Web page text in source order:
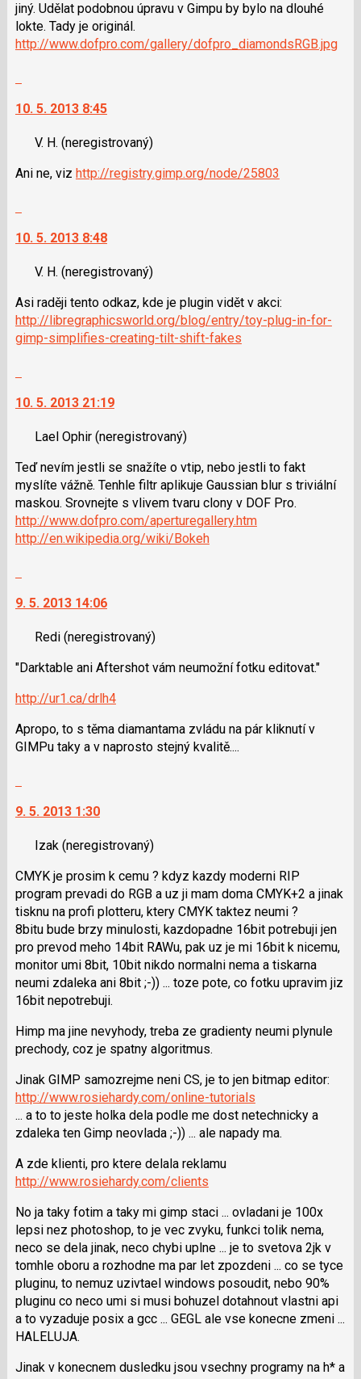
pro
následující
předchozí
názor
jiný. Udělat podobnou úpravu v Gimpu by bylo na dlouhé
lokte. Tady je originál.
http://www.dofpro.com/gallery/dofpro_diamondsRGB.jpg
další
názor.
navigaci
i
N
následující
a
P
nový
názor
10. 5. 2013 8:45
V. H. (neregistrovaný)
Ani ne, viz http://registry.gimp.org/node/25803
další
názor.
navigaci
lze
použít
N
následující
P
pro
předchozí
nový
názor
10. 5. 2013 8:48
V. H. (neregistrovaný)
Asi raději tento odkaz, kde je plugin vidět v akci:
http://libregraphicsworld.org/blog/entry/toy-plug-in-for-
gimp-simplifies-creating-tilt-shift-fakes
další
názor.
navigaci
lze
použít
i
klávesy
následující
P
předchozí
názor
10. 5. 2013 21:19
Lael Ophir (neregistrovaný)
Teď nevím jestli se snažíte o vtip, nebo jestli to fakt
myslíte vážně. Tenhle filtr aplikuje Gaussian blur s triviální
maskou. Srovnejte s vlivem tvaru clony v DOF Pro.
http://www.dofpro.com/aperturegallery.htm
http://en.wikipedia.org/wiki/Bokeh
další
názor.
navigaci
lze
i
klávesy
a
pro
předchozí
nový
názor
9. 5. 2013 14:06
Redi (neregistrovaný)
"Darktable ani Aftershot vám neumožní fotku editovat."
http://ur1.ca/drlh4
Apropo, to s těma diamantama zvládu na pár kliknutí v
GIMPu taky a v naprosto stejný kvalitě....
další
názor.
navigaci
lze
použít
i
klávesy
N
pro
následující
a
P
předchozí
nový
názor
9. 5. 2013 1:30
Izak (neregistrovaný)
CMYK je prosim k cemu ? kdyz kazdy moderni RIP
program prevadi do RGB a uz ji mam doma CMYK+2 a jinak
tisknu na profi plotteru, ktery CMYK taktez neumi ?
8bitu bude brzy minulosti, kazdopadne 16bit potrebuji jen
pro prevod meho 14bit RAWu, pak uz je mi 16bit k nicemu,
monitor umi 8bit, 10bit nikdo normalni nema a tiskarna
neumi zdaleka ani 8bit ;-)) ... toze pote, co fotku upravim jiz
16bit nepotrebuji.
Himp ma jine nevyhody, treba ze gradienty neumi plynule
prechody, coz je spatny algoritmus.
Jinak GIMP samozrejme neni CS, je to jen bitmap editor:
http://www.rosiehardy.com/online-tutorials
... a to to jeste holka dela podle me dost netechnicky a
zdaleka ten Gimp neovlada ;-)) ... ale napady ma.
A zde klienti, pro ktere delala reklamu
http://www.rosiehardy.com/clients
No ja taky fotim a taky mi gimp staci ... ovladani je 100x
lepsi nez photoshop, to je vec zvyku, funkci tolik nema,
neco se dela jinak, neco chybi uplne ... je to svetova 2jk v
tomhle oboru a rozhodne ma par let zpozdeni ... co se tyce
pluginu, to nemuz uzivtael windows posoudit, nebo 90%
pluginu co neco umi si musi bohuzel dotahnout vlastni api
a to vyzaduje posix a gcc ... GEGL ale vse konecne zmeni ...
HALELUJA.
Jinak v konecnem dusledku jsou vsechny programy na h* a